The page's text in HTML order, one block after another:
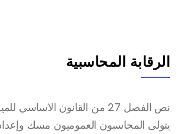
الرقابة المحاسبية
نص الفصل 27 من القانون
يتولى المحاسبون العموميون مسك